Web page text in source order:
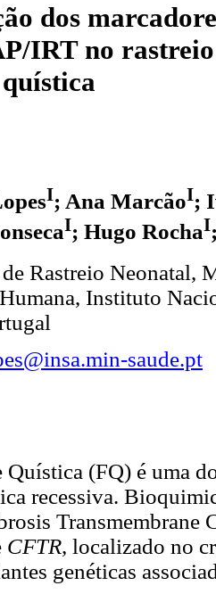
dos
IRT no
I; Ana MarcãoI;
I; Hugo RochaI
Rastreio Neonatal,
Instituto
saude.pt
Quística (FQ) é uma
recessiva.
Transmembrane
CFTR, localizado no
genéticas